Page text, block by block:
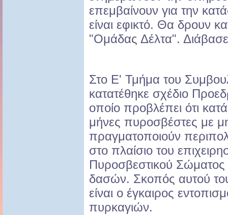
επεμβαίνουν για την
είναι εφικτό. Θα δρουν
"Ομάδας Δέλτα".
Στο Ε' Τμήμα του
κατατέθηκε σχέδιο
οποίο προβλέπει ότι
μήνες πυροσβέστες με
πραγματοποιούν
στο πλαίσιο του
Πυροσβεστικού Σώματος
δασών. Σκοπός αυτού
είναι ο έγκαιρος
πυρκαγιών.